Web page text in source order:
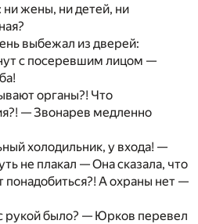
ни жены, ни детей, ни
выбежал из дверей:
с посеревшим лицом —
органы?! Что
— Звонарев медленно
холодильник, у входа! —
не плакал — Она сказала, что
А охраны нет —
рукой было? — Юрков перевел